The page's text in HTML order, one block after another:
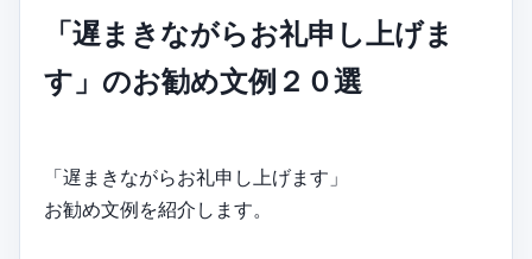
「遅まきながらお礼申し上げま
す」のお勧め文例２０選
「遅まきながらお礼申し上げます」
お勧め文例を紹介します。